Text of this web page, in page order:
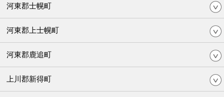
河東郡士幌町
河東郡上士幌町
河東郡鹿追町
上川郡新得町